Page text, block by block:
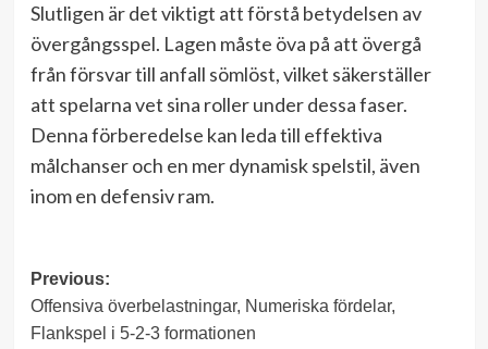
Slutligen är det viktigt att förstå betydelsen av
övergångsspel. Lagen måste öva på att övergå
från försvar till anfall sömlöst, vilket säkerställer
att spelarna vet sina roller under dessa faser.
Denna förberedelse kan leda till effektiva
målchanser och en mer dynamisk spelstil, även
inom en defensiv ram.
Post
navigation
Previous:
Offensiva överbelastningar, Numeriska fördelar,
Flankspel i 5-2-3 formationen